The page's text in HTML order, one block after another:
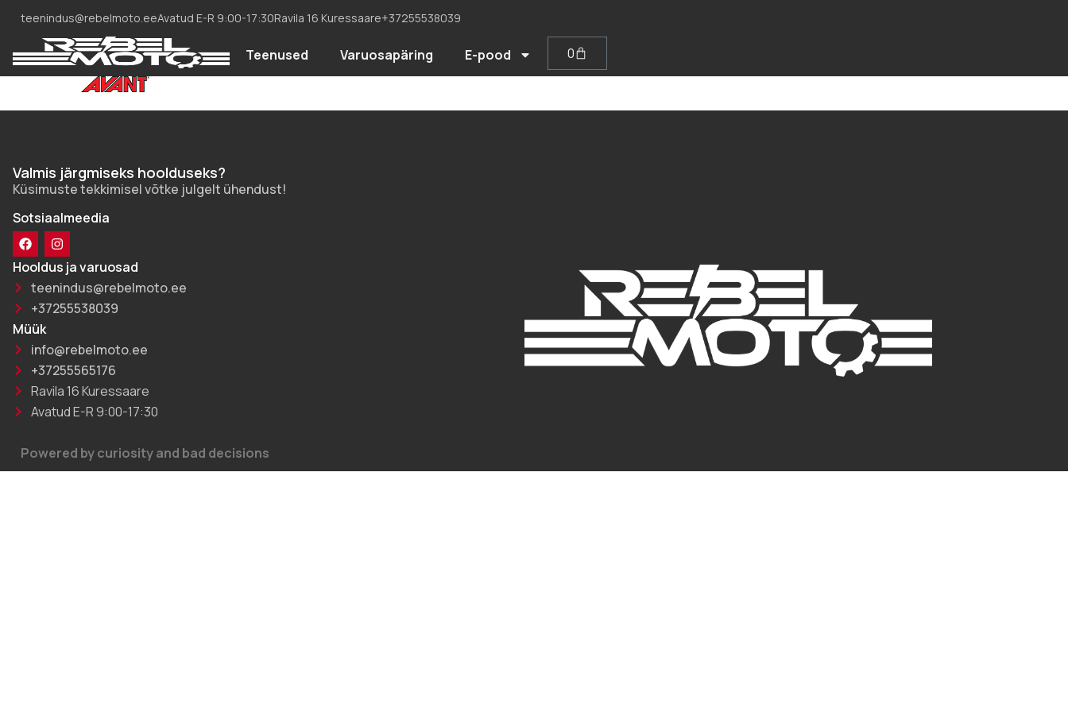
teenindus@rebelmoto.eeAvatud E-R 9:00-17:30Ravila 16 Kuressaare+37255538039
Teenused Varuosapäring E-pood 0
Valmis järgmiseks hoolduseks?
Küsimuste tekkimisel võtke julgelt ühendust!
Sotsiaalmeedia
Hooldus ja varuosad
teenindus@rebelmoto.ee
+37255538039
Müük
info@rebelmoto.ee
+37255565176
Ravila 16 Kuressaare
Avatud E-R 9:00-17:30
Powered by curiosity and bad decisions